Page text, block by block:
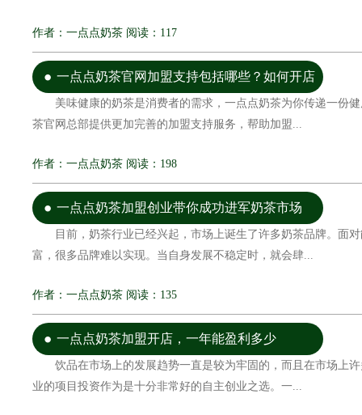
作者：一点点奶茶 阅读：117
一点点奶茶官网加盟支持包括哪些？如何开店
美味健康的奶茶是消费者的需求，一点点奶茶为你传递一份
茶官网总部提供更加完善的加盟支持服务，帮助加盟...
作者：一点点奶茶 阅读：198
一点点奶茶加盟创业带你成功进军奶茶市场
目前，奶茶行业已经兴起，市场上诞生了许多奶茶品牌。面
富，很多品牌难以实现。当自身发展不稳定时，就会肆...
作者：一点点奶茶 阅读：135
一点点奶茶加盟开店，一年能盈利多少
饮品在市场上的发展趋势一直是较为牢固的，而且在市场上
业的项目投资作为是十分非常好的自主创业之选。一...